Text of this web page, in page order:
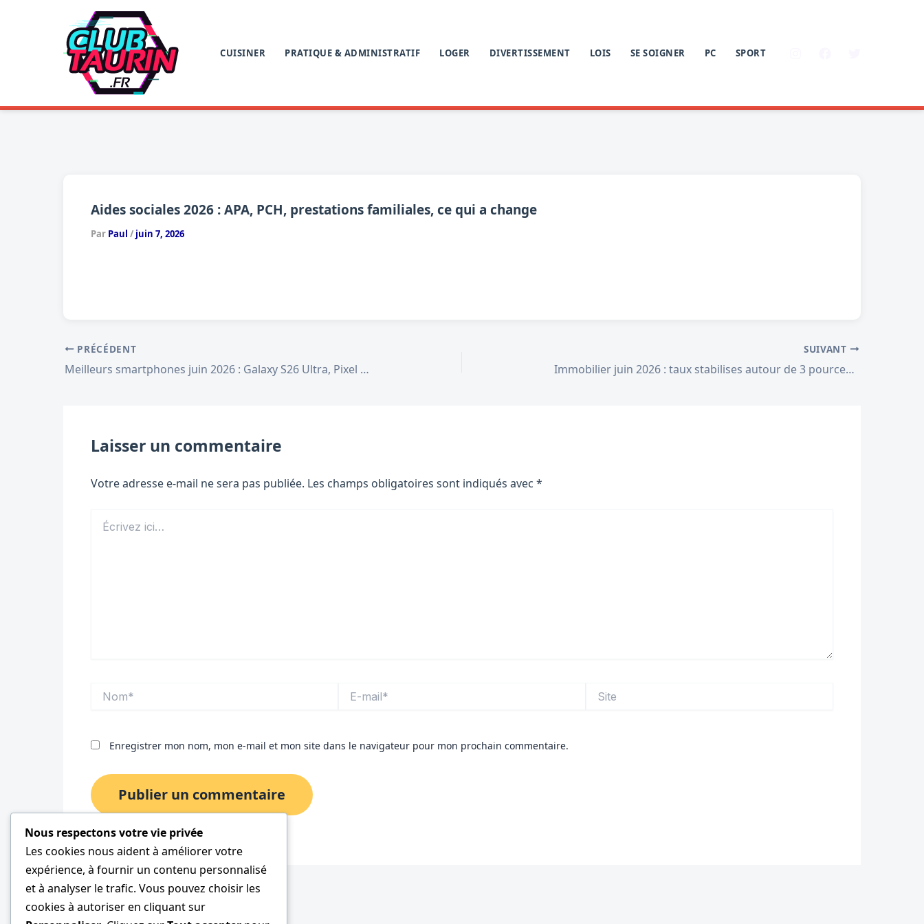
CUISINER PRATIQUE & ADMINISTRATIF LOGER DIVERTISSEMENT LOIS SE SOIGNER PC SPORT
Aides sociales 2026 : APA, PCH, prestations familiales, ce qui a change
Par Paul / juin 7, 2026
PRÉCÉDENT
Meilleurs smartphones juin 2026 : Galaxy S26 Ultra, Pixel 10 et les incontournables
SUIVANT
Immobilier juin 2026 : taux stabilises autour de 3 pourcent, le marche reprend son souffle
Laisser un commentaire
Votre adresse e-mail ne sera pas publiée. Les champs obligatoires sont indiqués avec *
ici…
mail*
Enregistrer mon nom, mon e-mail et mon site dans le navigateur pour mon prochain commentaire.
Nous respectons votre vie privée
Les cookies nous aident à améliorer votre
expérience, à fournir un contenu personnalisé
et à analyser le trafic. Vous pouvez choisir les
cookies à autoriser en cliquant sur